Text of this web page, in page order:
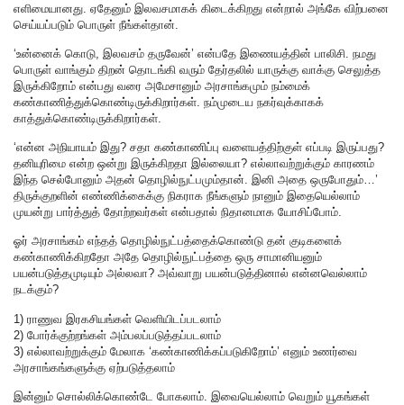
எளிமையானது. ஏதேனும் இலவசமாகக் கிடைக்கிறது என்றால் அங்கே விற்பனை
செய்யப்படும் பொருள் நீங்கள்தான்.
‘உன்னைக் கொடு, இலவசம் தருவேன்’ என்பதே இணையத்தின் பாலிசி. நமது
பொருள் வாங்கும் திறன் தொடங்கி வரும் தேர்தலில் யாருக்கு வாக்கு செலுத்த
இருக்கிறோம் என்பது வரை அமேசானும் அரசாங்கமும் நம்மைக்
கண்காணித்துக்கொண்டிருக்கிறார்கள். நம்முடைய நகர்வுக்காகக்
காத்துக்கொண்டிருக்கிறார்கள்.
‘என்ன அநியாயம் இது? சதா கண்காணிப்பு வளையத்திற்குள் எப்படி இருப்பது?
தனியுரிமை என்ற ஒன்று இருக்கிறதா இல்லையா? எல்லாவற்றுக்கும் காரணம்
இந்த செல்போனும் அதன் தொழில்நுட்பமும்தான். இனி அதை ஒருபோதும்…’
திருக்குறளின் எண்ணிக்கைக்கு நிகராக நீங்களும் நானும் இதையெல்லாம்
முயன்று பார்த்துத் தோற்றவர்கள் என்பதால் நிதானமாக யோசிப்போம்.
ஓர் அரசாங்கம் எந்தத் தொழில்நுட்பத்தைக்கொண்டு தன் குடிகளைக்
கண்காணிக்கிறதோ அதே தொழில்நுட்பத்தை ஒரு சாமானியனும்
பயன்படுத்தமுடியும் அல்லவா? அவ்வாறு பயன்படுத்தினால் என்னவெல்லாம்
நடக்கும்?
1) ராணுவ இரகசியங்கள் வெளியிடப்படலாம்
2) போர்க்குற்றங்கள் அம்பலப்படுத்தப்படலாம்
3) எல்லாவற்றுக்கும் மேலாக ‘கண்காணிக்கப்படுகிறோம்’ எனும் உணர்வை
அரசாங்கங்களுக்கு ஏற்படுத்தலாம்
இன்னும் சொல்லிக்கொண்டே போகலாம். இவையெல்லாம் வெறும் யூகங்கள்